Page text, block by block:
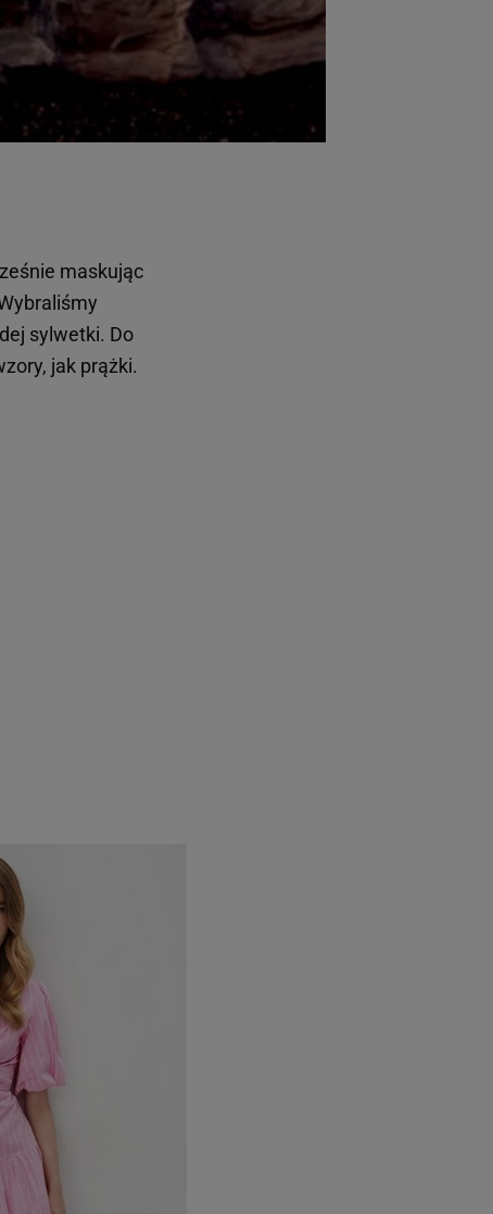
maskując
sylwetki. Do
jak prążki.